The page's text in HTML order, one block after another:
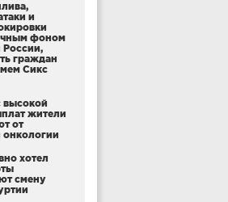
и
фоном
России,
граждан
Сикс
высокой
жители
от
онкологии
хотел
смену